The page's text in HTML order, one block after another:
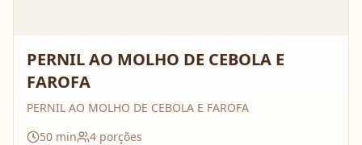
PERNIL AO MOLHO DE CEBOLA E
FAROFA
PERNIL AO MOLHO DE CEBOLA E FAROFA
50 min 4 porções